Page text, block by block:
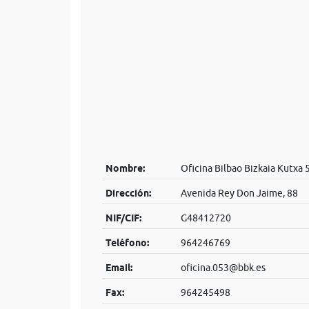
Nombre: Oficina Bilbao Bizkaia Kutxa
Dirección: Avenida Rey Don Jaime, 88
NIF/CIF: G48412720
Teléfono: 964246769
Email: oficina.053@bbk.es
Fax: 964245498